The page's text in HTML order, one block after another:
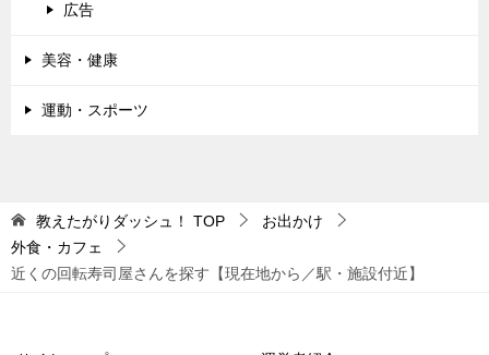
広告
美容・健康
運動・スポーツ
教えたがりダッシュ！ TOP
お出かけ
外食・カフェ
近くの回転寿司屋さんを探す【現在地から／駅・施設付近】